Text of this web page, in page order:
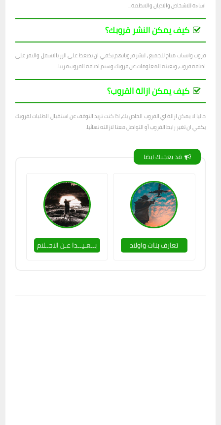
اساءة للاشخاص والاديان والانظمة...
كيف يمكن النشر قروبك؟
قروب واتساب متاح للجميع ، لنشر قروباتهم يكفي ان تضغط على الزر بالاسفل والنقر على
اضافة قروب، وتعبئة المعلومات عن قروبك وستم اصافة القروب قريبا.
كيف يمكن ازالة القروب؟
حاليا لا يمكن ازالة اي القروب الخاص بك، اذا كنت تريد التوقف عن استقبال الطلبات لقروبك
يكفي ان تغير رابط القروب أو التواصل معنا لازالته نهائيا.
قد يعجبك ايضا
تعارف بنات واولاد بــعـيــدا عـن الاحــلام